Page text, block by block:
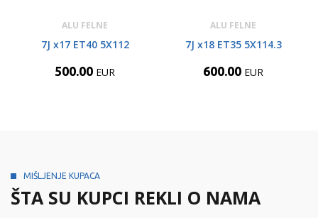
ALU FELNE
7J x17 ET40 5X112
500.00 EUR
ALU FELNE
7J x18 ET35 5X114.3
600.00 EUR
MIŠLJENJE KUPACA
ŠTA SU KUPCI REKLI O NAMA